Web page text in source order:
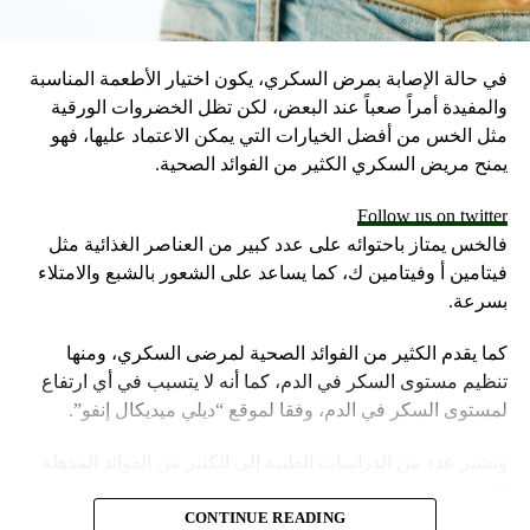
في حالة الإصابة بمرض السكري، يكون اختيار الأطعمة المناسبة
والمفيدة أمراً صعباً عند البعض، لكن تظل الخضروات الورقية
مثل الخس من أفضل الخيارات التي يمكن الاعتماد عليها، فهو
يمنح مريض السكري الكثير من الفوائد الصحية.
Follow us on twitter
فالخس يمتاز باحتوائه على عدد كبير من العناصر الغذائية مثل
فيتامين أ وفيتامين ك، كما يساعد على الشعور بالشبع والامتلاء
بسرعة.
كما يقدم الكثير من الفوائد الصحية لمرضى السكري، ومنها
تنظيم مستوى السكر في الدم، كما أنه لا يتسبب في أي ارتفاع
لمستوى السكر في الدم، وفقا لموقع “ديلي ميديكال إنفو”.
CONTINUE READING